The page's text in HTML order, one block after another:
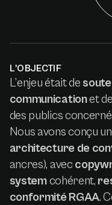
L'OBJECTIF
L’enjeu était de
communicationet
des publics
Nous avons conçu
architecture de
ancres), avec
systemcohérent,
conformité RGAA.